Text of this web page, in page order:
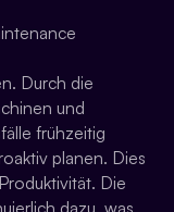
Durch die
und
frühzeitig
planen. Dies
Die
dazu, was